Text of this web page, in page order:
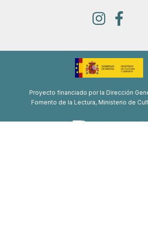
Proyecto financiado por la Dirección
Fomento de la Lectura, Ministerio de